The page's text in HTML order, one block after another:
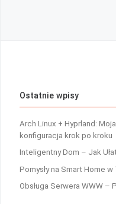
Ostatnie wpisy
Arch Linux + Hyprland:
konfiguracja krok po kroku
Inteligentny Dom – Jak
Pomysły na Smart Home
Obsługa Serwera WWW –